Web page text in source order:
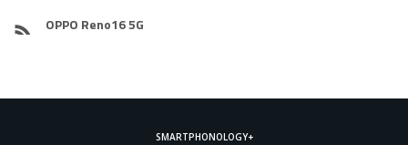
OPPO Reno16 5G
SMARTPHONOLOGY+